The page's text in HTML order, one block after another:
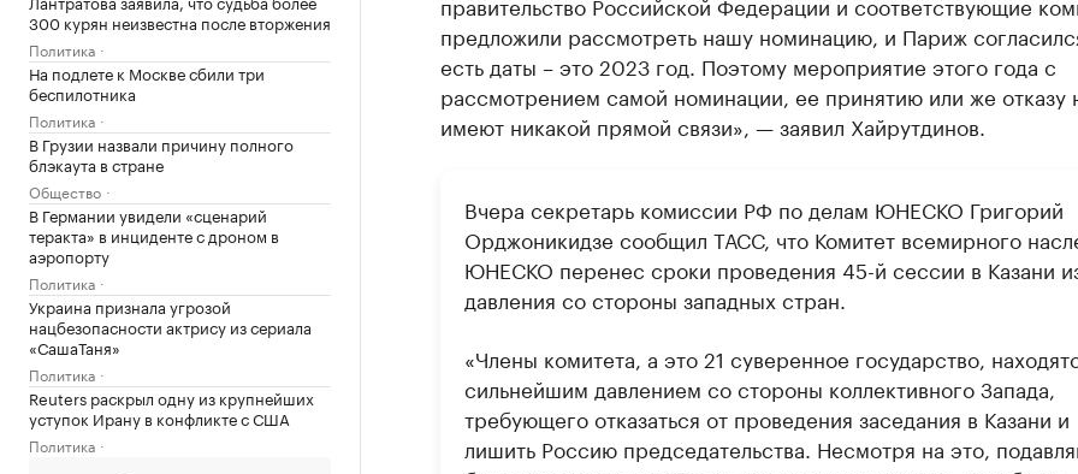
300 курян неизвестна после вторжения
Политика
На подлете к Москве сбили три
беспилотника
Политика
В Грузии назвали причину полного
блэкаута в стране
Общество
В Германии увидели «сценарий
теракта» в инциденте с дроном в
аэропорту
Политика
Украина признала угрозой
нацбезопасности актрису из сериала
«СашаТаня»
Политика
Reuters раскрыл одну из крупнейших
уступок Ирану в конфликте с США
Политика
предложили рассмотреть нашу номинацию, и Париж
есть даты – это 2023 год. Поэтому мероприятие этого года с
рассмотрением самой номинации, ее принятию или же отказу
имеют никакой прямой связи», — заявил Хайрутдинов.
Вчера секретарь комиссии РФ по делам ЮНЕСКО Григорий
Орджоникидзе сообщил ТАСС, что Комитет всемирного
ЮНЕСКО перенес сроки проведения 45-й сессии в Казани
давления со стороны западных стран.
«Члены комитета, а это 21 суверенное государство,
сильнейшим давлением со стороны коллективного Запада,
требующего отказаться от проведения заседания в Казани и
лишить Россию председательства. Несмотря на это,